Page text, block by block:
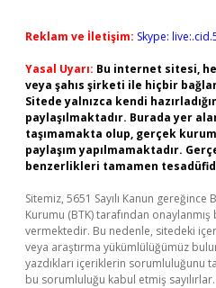
Reklam ve İletişim: Skype:
Yasal Uyarı: Bu internet sitesi,
veya şahıs şirketi ile hiçbir
Sitede yalnızca kendi
paylaşılmaktadır. Burada yer
taşımamakta olup, gerçek
paylaşım yapılmamaktadır.
benzerlikleri tamamen
Sitemiz, 5651 Sayılı Kanun
Kurumu (BTK) tarafından
vermektedir. Bu nedenle, sitedeki
veya araştırma yükümlülüğümüz
yazdıkları içeriklerin sorumluluğunu
bu sorumluluğu kabul etmiş sayılırlar.